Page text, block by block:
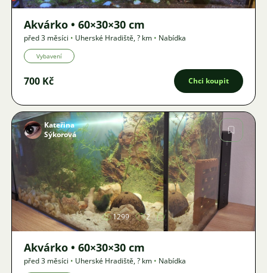
Akvárko • 60×30×30 cm
před 3 měsíci • Uherské Hradiště,? km • Nabídka
Vybavení
700 Kč Chci koupit
Obrázek
Kateřina
Sýkorová
1299 2
Akvárko • 60×30×30 cm
před 3 měsíci • Uherské Hradiště,? km • Nabídka